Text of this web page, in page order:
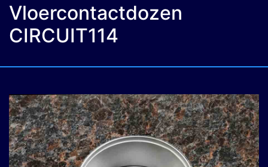
Vloercontactdozen
CIRCUIT114